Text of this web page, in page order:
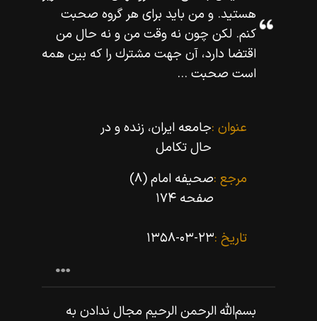
هستيد. و من بايد براى هر گروه صحبت
كنم. لكن چون نه وقت من و نه حال من
اقتضا دارد، آن جهت مشترك را كه بين همه
است صحبت ...
عنوان :جامعه ایران، زنده و در
حال تکامل
مرجع :صحیفه امام (۸)
صفحه ۱۷۴
تاریخ :۱۳۵۸-۰۳-۲۳
بسم‌اللّه‌ الرحمن الرحيم مجال ندادن به